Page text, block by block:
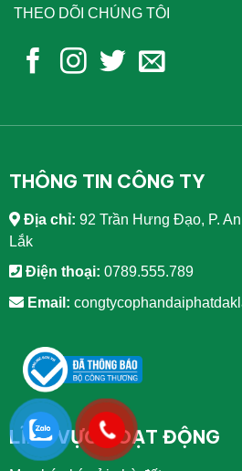
THEO DÕI CHÚNG TÔI
THÔNG TIN CÔNG TY
Địa chỉ: 92 Trần Hưng Đạo, P.
Lắk
Điện thoại: 0789.555.789
Email:
LĨNH VỰC HOẠT ĐỘNG